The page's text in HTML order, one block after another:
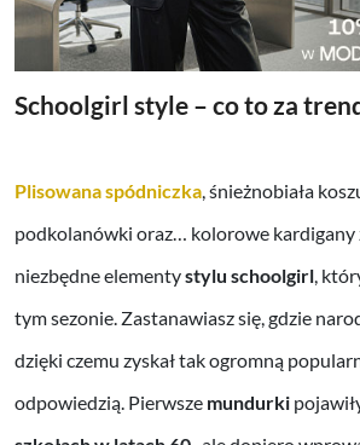
Schoolgirl style – co to za
Plisowana spódniczka , śnieżnobiała
podkolanówki oraz… kolorowe kardigany
niezbędne elementystylu schoolgirl ,
tym sezonie. Zastanawiasz się, gdzie
dzięki czemu zyskał tak ogromną
odpowiedzią. Pierwsze mundurki